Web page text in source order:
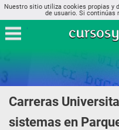
Nuestro sitio utiliza cookies propias y
de usuario. Si continúas
Carreras
sistemas en